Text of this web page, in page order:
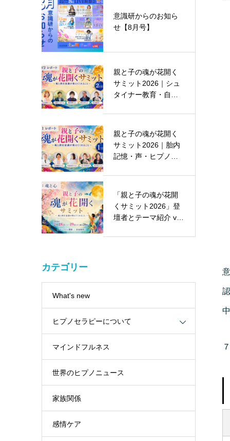
意識研からのお知ら
せ【8月号】
親と子の魂が花開く
サミット2026｜シュ
タイナー教育・自己
親と子の魂が花開く
サミット2026｜胎内
記憶・声・ヒプノセ
「親と子の魂が花開
くサミット2026」登
壇者とテーマ紹介 vol.
カテゴリー
What's new
ヒプノセラピーについて
マインドフルネス
世界のヒプノニュース
家族関係
感情ケア